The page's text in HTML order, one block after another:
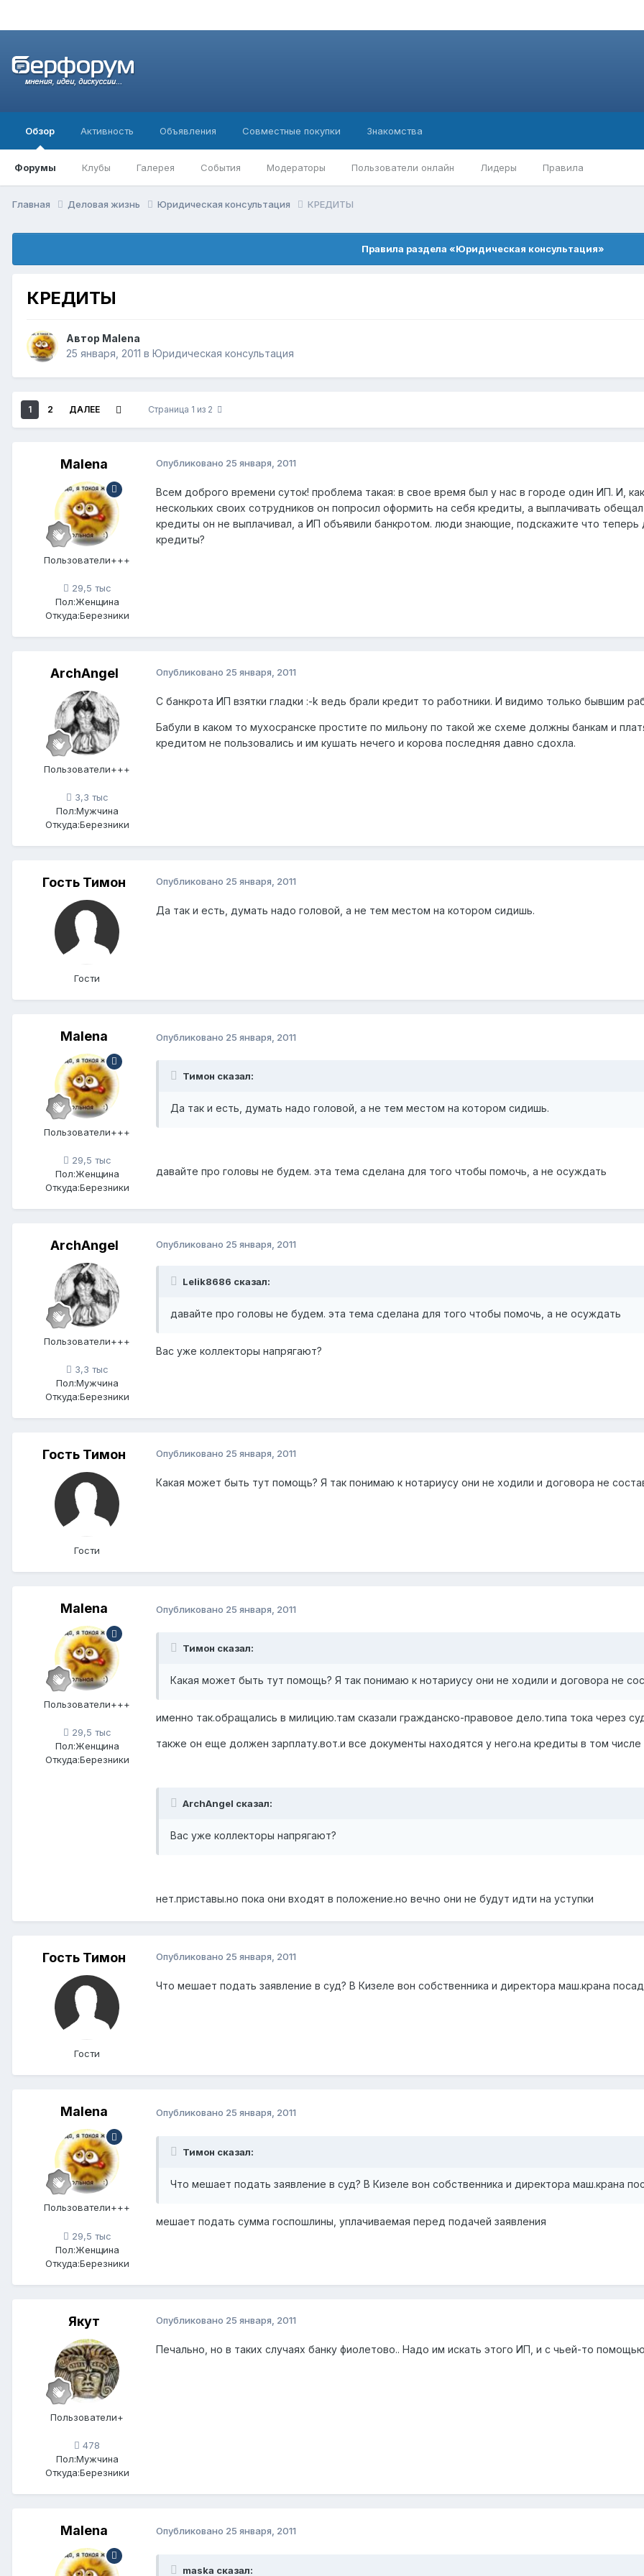
Обзор
Форумы Клубы Галерея События Модераторы Пользователи онлайн Лидеры Правила
Активность Объявления Совместные покупки Знакомства
Главная Деловая жизнь Юридическая консультация КРЕДИТЫ
Правила раздела «Юридическая консультация»
КРЕДИТЫ
Автор Мalena
25 января, 2011 в Юридическая консультация
1 2 ДАЛЕЕ Страница 1 из 2
Мalena
Пользователи+++
29,5 тыс
Пол:Женщина
Откуда:Березники
Опубликовано 25 января, 2011
Всем доброго времени суток! проблема такая: в свое время был у нас в городе один ИП. И,
нескольких своих сотрудников он попросил оформить на себя кредиты, а выплачивать
кредиты он не выплачивал, а ИП объявили банкротом. люди знающие, подскажите что
кредиты?
ArchАngel
Пользователи+++
3,3 тыс
Пол:Мужчина
Откуда:Березники
Опубликовано 25 января, 2011
С банкрота ИП взятки гладки :-k ведь брали кредит то работники. И видимо только бывшим
Бабули в каком то мухосранске простите по мильону по такой же схеме должны банкам и
кредитом не пользовались и им кушать нечего и корова последняя давно сдохла.
Гость Тимон
Гости
Опубликовано 25 января, 2011
Да так и есть, думать надо головой, а не тем местом на котором сидишь.
Мalena
Пользователи+++
29,5 тыс
Пол:Женщина
Откуда:Березники
Опубликовано 25 января, 2011
Тимон сказал:
Да так и есть, думать надо головой, а не тем местом на котором сидишь.
давайте про головы не будем. эта тема сделана для того чтобы помочь, а не осуждать
ArchАngel
Пользователи+++
3,3 тыс
Пол:Мужчина
Откуда:Березники
Опубликовано 25 января, 2011
Lelik8686 сказал:
давайте про головы не будем. эта тема сделана для того чтобы помочь, а не осуждать
Вас уже коллекторы напрягают?
Гость Тимон
Гости
Опубликовано 25 января, 2011
Какая может быть тут помощь? Я так понимаю к нотариусу они не ходили и договора не
Мalena
Пользователи+++
29,5 тыс
Пол:Женщина
Откуда:Березники
Опубликовано 25 января, 2011
Тимон сказал:
Какая может быть тут помощь? Я так понимаю к нотариусу они не ходили и договора не
именно так.обращались в милицию.там сказали гражданско-правовое дело.типа тока через
также он еще должен зарплату.вот.и все документы находятся у него.на кредиты в том числе
ArchАngel сказал:
Вас уже коллекторы напрягают?
нет.приставы.но пока они входят в положение.но вечно они не будут идти на уступки
Гость Тимон
Гости
Опубликовано 25 января, 2011
Что мешает подать заявление в суд? В Кизеле вон собственника и директора маш.крана
Мalena
Пользователи+++
29,5 тыс
Пол:Женщина
Откуда:Березники
Опубликовано 25 января, 2011
Тимон сказал:
Что мешает подать заявление в суд? В Кизеле вон собственника и директора маш.крана
мешает подать сумма госпошлины, уплачиваемая перед подачей заявления
Якут
Пользователи+
478
Пол:Мужчина
Откуда:Березники
Опубликовано 25 января, 2011
Печально, но в таких случаях банку фиолетово.. Надо им искать этого ИП, и с чьей-то
Мalena Опубликовано 25 января, 2011
maska сказал: